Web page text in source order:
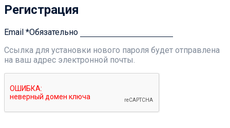
Регистрация
Email *Обязательно
Ссылка для установки нового пароля будет отправлена ​​
на ваш адрес электронной почты.